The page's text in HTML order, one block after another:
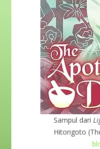
Sampul dari
Hitorigoto